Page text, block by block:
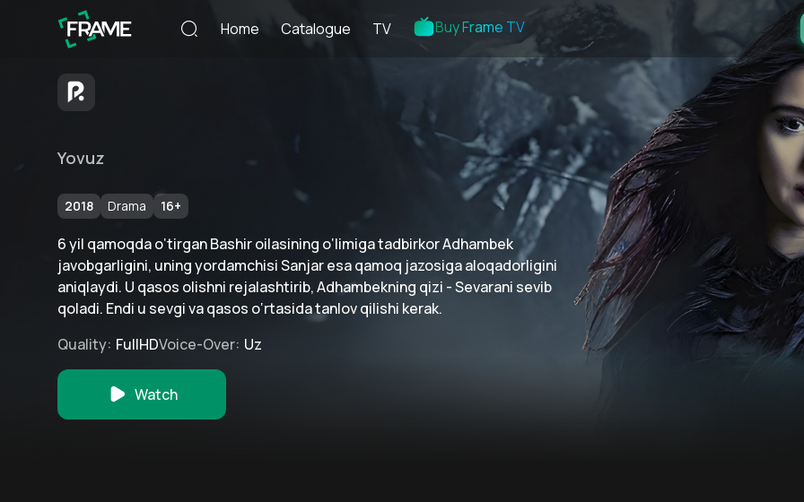
Home Catalogue TV Buy Frame TV
Yovuz
2018 Drama 16+
6 yil qamoqda o‘tirgan Bashir oilasining o‘limiga tadbirkor Adhambek
javobgarligini, uning yordamchisi Sanjar esa qamoq jazosiga aloqadorligini
aniqlaydi. U qasos olishni rejalashtirib, Adhambekning qizi - Sevarani sevib
qoladi. Endi u sevgi va qasos o‘rtasida tanlov qilishi kerak.
Quality: FullHDVoice-Over: Uz
Watch